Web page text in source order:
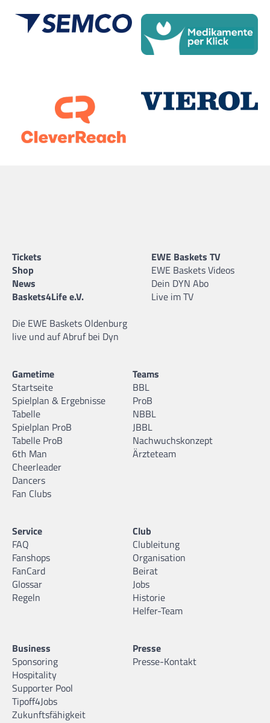
Tickets
Shop
News
Baskets4Life e.V.
Die EWE Baskets Oldenburg
live und auf Abruf bei Dyn
EWE Baskets TV
EWE Baskets Videos
Dein DYN Abo
Live im TV
Gametime
Startseite
Spielplan & Ergebnisse
Tabelle
Spielplan ProB
Tabelle ProB
6th Man
Cheerleader
Dancers
Fan Clubs
Teams
BBL
ProB
NBBL
JBBL
Nachwuchskonzept
Ärzteteam
Service
FAQ
Fanshops
FanCard
Glossar
Regeln
Club
Clubleitung
Organisation
Beirat
Jobs
Historie
Helfer-Team
Business
Sponsoring
Hospitality
Supporter Pool
Tipoff4Jobs
Zukunftsfähigkeit
Presse
Presse-Kontakt